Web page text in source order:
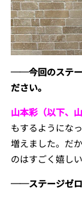
──今回のステー
ださい。
山本彩（以下、山
もするようにな
増えました。だ
のはすごく嬉しい
──ステージゼロ